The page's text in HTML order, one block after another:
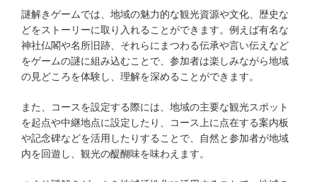
謎解きゲームでは、地域の魅力的な観光資源や文化、歴史な
どをストーリーに取り入れることができます。例えば有名な
神社仏閣や名所旧跡、それらにまつわる伝承や言い伝えなど
をゲームの謎に組み込むことで、参加者は楽しみながら地域
の見どころを体験し、理解を深めることができます。
また、コースを設定する際には、地域の主要な観光スポット
を起点や中継地点に設定したり、コース上に点在する案内板
や記念碑などを活用したりすることで、自然と参加者が地域
内を回遊し、観光の醍醐味を味わえます。